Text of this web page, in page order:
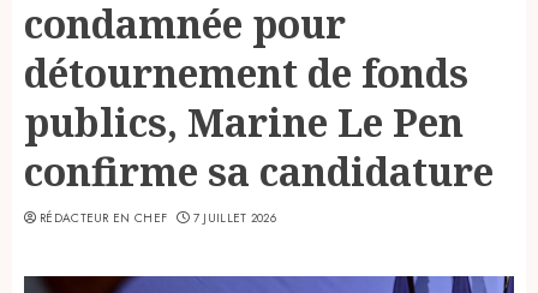
condamnée pour
détournement de fonds
publics, Marine Le Pen
confirme sa candidature
RÉDACTEUR EN CHEF 7 JUILLET 2026